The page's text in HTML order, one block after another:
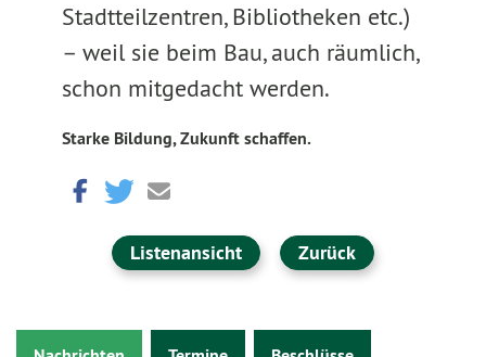
Stadtteilzentren, Bibliotheken etc.)
– weil sie beim Bau, auch räumlich,
schon mitgedacht werden.
Starke Bildung, Zukunft schaffen.
Listenansicht Zurück